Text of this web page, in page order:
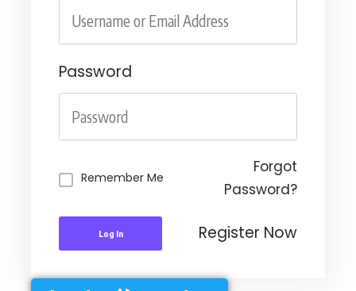
Password
Remember Me
Forgot
Password?
Log In Register Now